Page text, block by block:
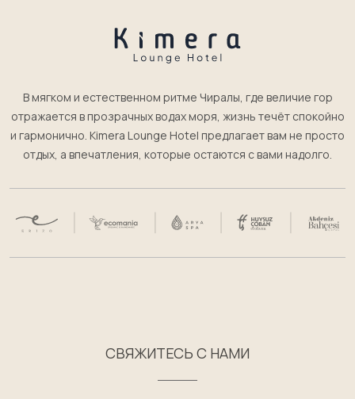
В мягком и естественном ритме Чиралы, где величие гор
отражается в прозрачных водах моря, жизнь течёт спокойно
и гармонично. Kimera Lounge Hotel предлагает вам не просто
отдых, а впечатления, которые остаются с вами надолго.
СВЯЖИТЕСЬ С НАМИ